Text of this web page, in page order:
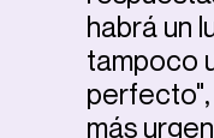
habrá un
tampoco
perfecto",
más